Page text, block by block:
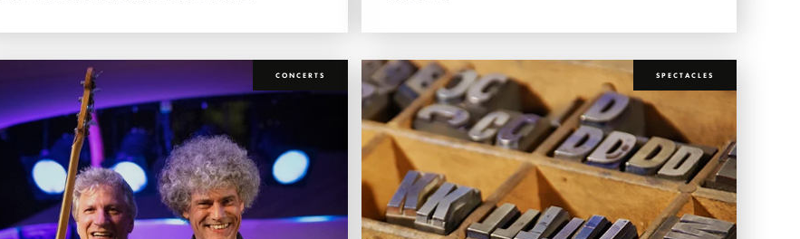
CONCERTS SPECTACLES